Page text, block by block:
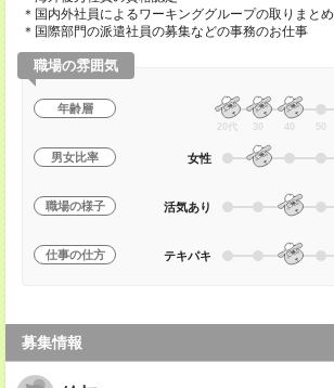
＊国内外社員によるワーキンググループの取りまとめ
＊国際部門の派遣社員の募集などの事務のお仕事
職場の雰囲気
年齢層
20代 30 40 50
男女比率 女性
職場の様子 活気あり
仕事の仕方 テキパキ
募集情報